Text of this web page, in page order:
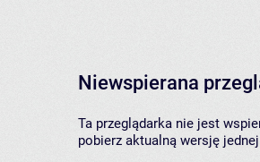
Niewspierana
Ta przeglądarka nie jest
pobierz aktualną wersję